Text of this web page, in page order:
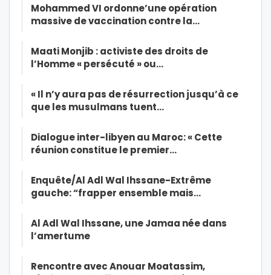
Mohammed VI ordonne’une opération
massive de vaccination contre la…
Maati Monjib : activiste des droits de
l’Homme « persécuté » ou…
« Il n’y aura pas de résurrection jusqu’à ce
que les musulmans tuent…
Dialogue inter-libyen au Maroc: « Cette
réunion constitue le premier…
Enquête/Al Adl Wal Ihssane-Extrême
gauche: “frapper ensemble mais…
Al Adl Wal Ihssane, une Jamaa née dans
l’amertume
Rencontre avec Anouar Moatassim,